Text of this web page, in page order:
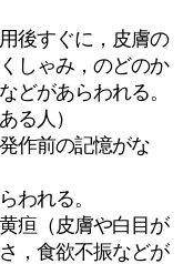
後すぐに，皮膚の
しゃみ，のどのか
どがあらわれる。
る人）
作前の記憶がな
われる。
疸（皮膚や白目が
，食欲不振などが